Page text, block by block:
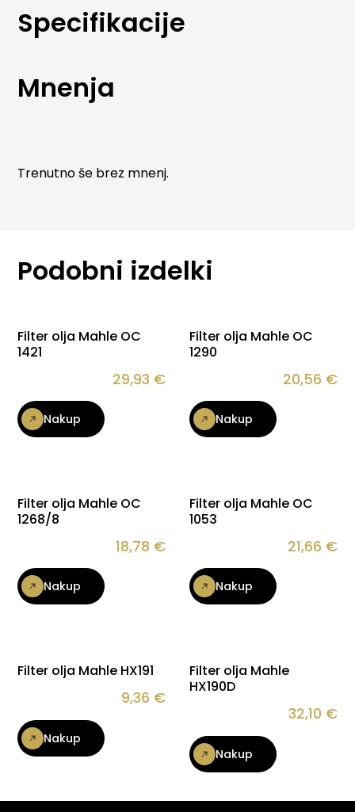
izdelave MAHLE oljni filtri zagotavljajo stabilno
filtracijo skozi celoten servisni interval. Primerni so za
proizvajalcev.
Specifikacije
Mnenja
Trenutno še brez mnenj.
Podobni izdelki
Filter olja Mahle OC
1421
29,93 €
Nakup
Filter olja Mahle OC
1290
20,56 €
Nakup
Filter olja Mahle OC
1268/8
18,78 €
Nakup
Filter olja Mahle OC
1053
21,66 €
Nakup
Filter olja Mahle HX191
9,36 €
Nakup
Filter olja Mahle
HX190D
32,10 €
Nakup